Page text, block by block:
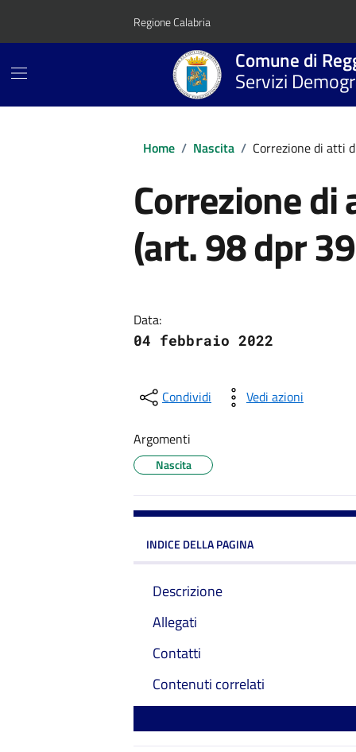
Regione Calabria
Comune di
Servizi
Home / Nascita / Correzione di atti
Correzione
(art. 98 dpr
Data:
04 febbraio 2022
Condividi Vedi azioni
Argomenti
Nascita
INDICE DELLA PAGINA
Descrizione
Allegati
Contatti
Contenuti correlati